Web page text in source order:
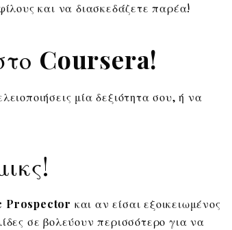
και να διασκεδάζετε παρέα!
Coursera!
μία δεξιότητα σου, ή να
Prospector και αν είσαι εξοικειωμένος
σε βολεύουν περισσότερο για να